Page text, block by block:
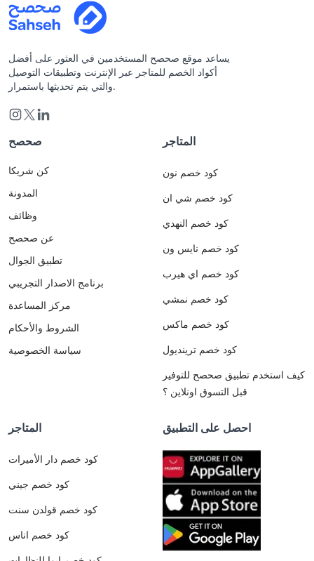
يساعد موقع صحصح المستخدمين في العثور على أفضل
أكواد الخصم للمتاجر عبر الإنترنت وتطبيقات التوصيل
والتي يتم تحديثها باستمرار.
صحصح
كن شريكا
المدونة
وظائف
عن صحصح
تطبيق الجوال
برنامج الاصدار التجريبي
مركز المساعدة
الشروط والأحكام
سياسة الخصوصية
المتاجر
كود خصم نون
كود خصم شي ان
كود خصم النهدي
كود خصم نايس ون
كود خصم اي هيرب
كود خصم نمشي
كود خصم ماكس
كود خصم ترينديول
كيف استخدم تطبيق صحصح للتوفير
قبل التسوق اونلاين ؟
المتاجر
كود خصم دار الأميرات
كود خصم جيني
كود خصم قولدن سنت
كود خصم اناس
احصل على التطبيق